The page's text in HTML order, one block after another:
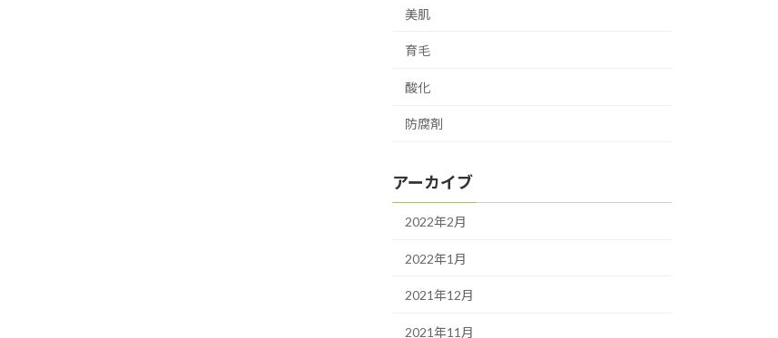
美肌
育毛
酸化
防腐剤
アーカイブ
2022年2月
2022年1月
2021年12月
2021年11月